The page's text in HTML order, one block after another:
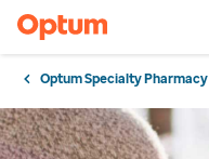
Optum Specialty Pharmacy